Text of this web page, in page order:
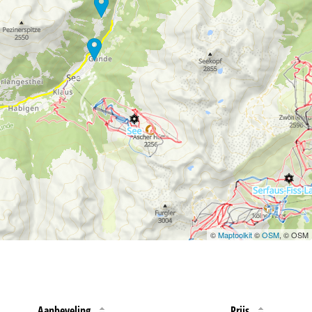
rechten omtrent
©Maptoolkit©OSM, © OSM